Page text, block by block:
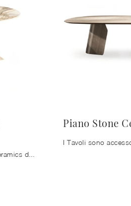
Piano Stone